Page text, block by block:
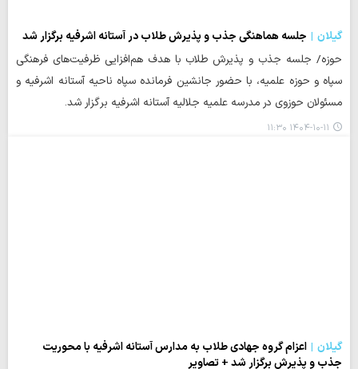
گیلان
جلسه هماهنگی جذب و پذیرش طلاب در آستانه اشرفیه برگزار شد
حوزه/ جلسه جذب و پذیرش طلاب با هدف هم‌افزایی ظرفیت‌های فرهنگی
سپاه و حوزه علمیه، با حضور جانشین فرمانده سپاه ناحیه آستانه اشرفیه و
مسئولان حوزوی در مدرسه علمیه جلالیه آستانه اشرفیه برگزار شد.
۱۴۰۴-۱۰-۱۱ ۱۱:۳۰
گیلان
اعزام گروه جهادی طلاب به مدارس آستانه اشرفیه با محوریت
جذب و پذیرش برگزار شد + تصاویر